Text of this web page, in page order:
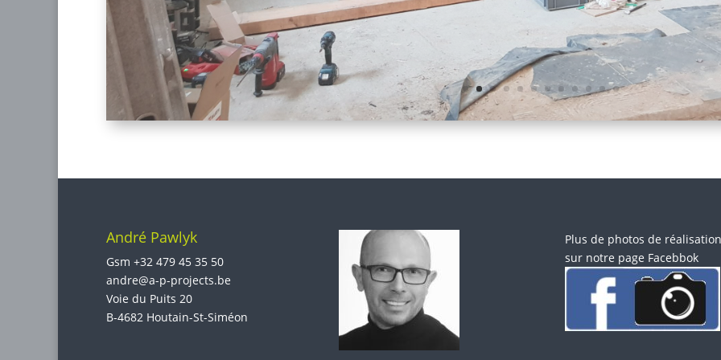
André Pawlyk
Gsm +32 479 45 35 50
andre@a-p-projects.be
Voie du Puits 20
B-4682 Houtain-St-Siméon
Plus de photos de
sur notre page Facebbok